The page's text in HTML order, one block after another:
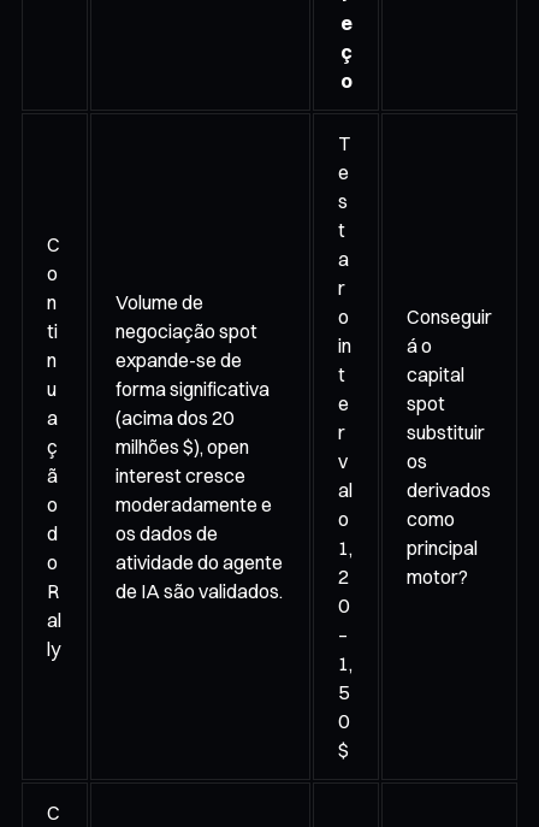
e
ç
o
C
o
n
ti
n
u
a
ç
ã
o
d
o
R
al
ly
Volume de
negociação spot
expande-se de
forma significativa
(acima dos 20
milhões $), open
interest cresce
moderadamente e
os dados de
atividade do agente
de IA são validados.
T
e
s
t
a
r
o
in
t
e
r
v
al
o
1,
2
0
–
1,
5
0
$
Conseguir
á o
capital
spot
substituir
os
derivados
como
principal
motor?
C